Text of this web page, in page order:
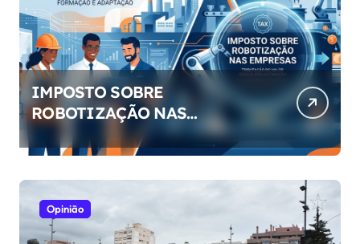
IMPOSTO SOBRE
ROBOTIZAÇÃO NAS
EMPRESAS
Opinião